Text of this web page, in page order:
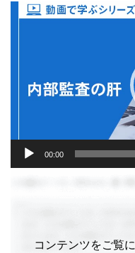
00:00
コンテンツをご覧